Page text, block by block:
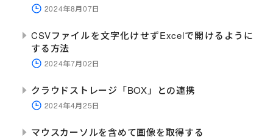
2024年8月07日
CSVファイルを文字化けせずExcelで開けるように
する方法
2024年7月02日
クラウドストレージ「BOX」との連携
2024年4月25日
マウスカーソルを含めて画像を取得する